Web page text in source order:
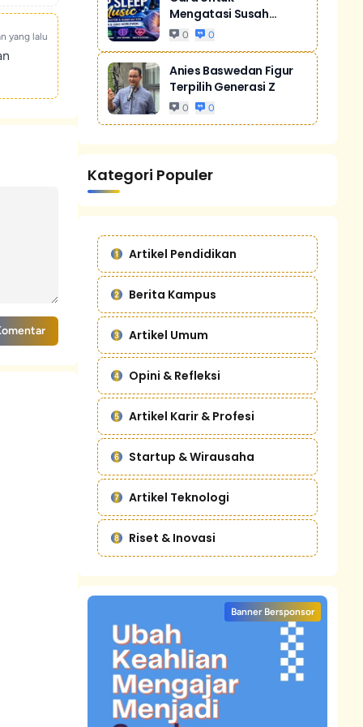
yang lalu
Mengatasi Susah
Tidur Akibat Stres
0 0
Anies Baswedan Figur
Terpilih Generasi Z
0 0
Kategori Populer
Artikel Pendidikan
Berita Kampus
Artikel Umum
Opini & Refleksi
Artikel Karir & Profesi
Startup & Wirausaha
Artikel Teknologi
Riset & Inovasi
Banner Bersponsor